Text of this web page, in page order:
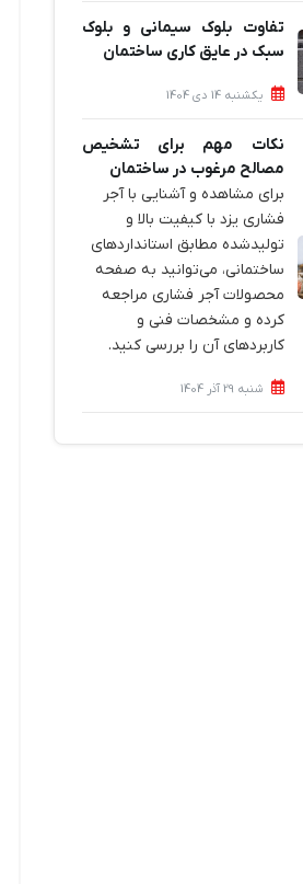
تفاوت بلوک سیمانی و بلوک
سبک در عایق کاری ساختمان
یکشنبه 14 دی 1404
نکات مهم برای تشخیص
مصالح مرغوب در ساختمان
برای مشاهده و آشنایی با آجر
فشاری یزد با کیفیت بالا و
تولیدشده مطابق استانداردهای
ساختمانی، می‌توانید به صفحه
محصولات آجر فشاری مراجعه
کرده و مشخصات فنی و
کاربردهای آن را بررسی کنید.
شنبه 29 آذر 1404